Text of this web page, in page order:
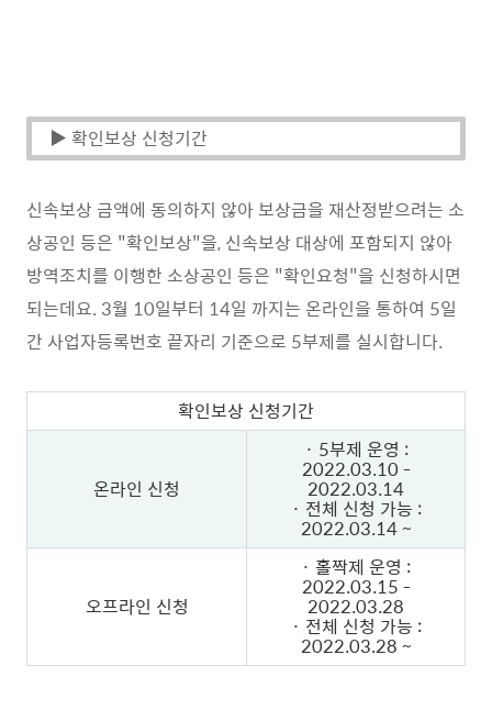
▶ 확인보상 신청기간
신속보상 금액에 동의하지 않아 보상금을 재산정받으려는 소
상공인 등은 "확인보상"을, 신속보상 대상에 포함되지 않아
방역조치를 이행한 소상공인 등은 "확인요청"을 신청하시면
되는데요. 3월 10일부터 14일 까지는 온라인을 통하여 5일
간 사업자등록번호 끝자리 기준으로 5부제를 실시합니다.
확인보상 신청기간
온라인 신청
· 5부제 운영 :
2022.03.10 -
2022.03.14
· 전체 신청 가능 :
2022.03.14 ~
오프라인 신청
· 홀짝제 운영 :
2022.03.15 -
2022.03.28
· 전체 신청 가능 :
2022.03.28 ~